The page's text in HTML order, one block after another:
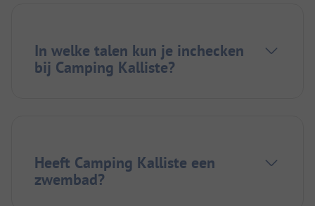
In welke talen kun je inchecken
bij Camping Kalliste?
Heeft Camping Kalliste een
zwembad?